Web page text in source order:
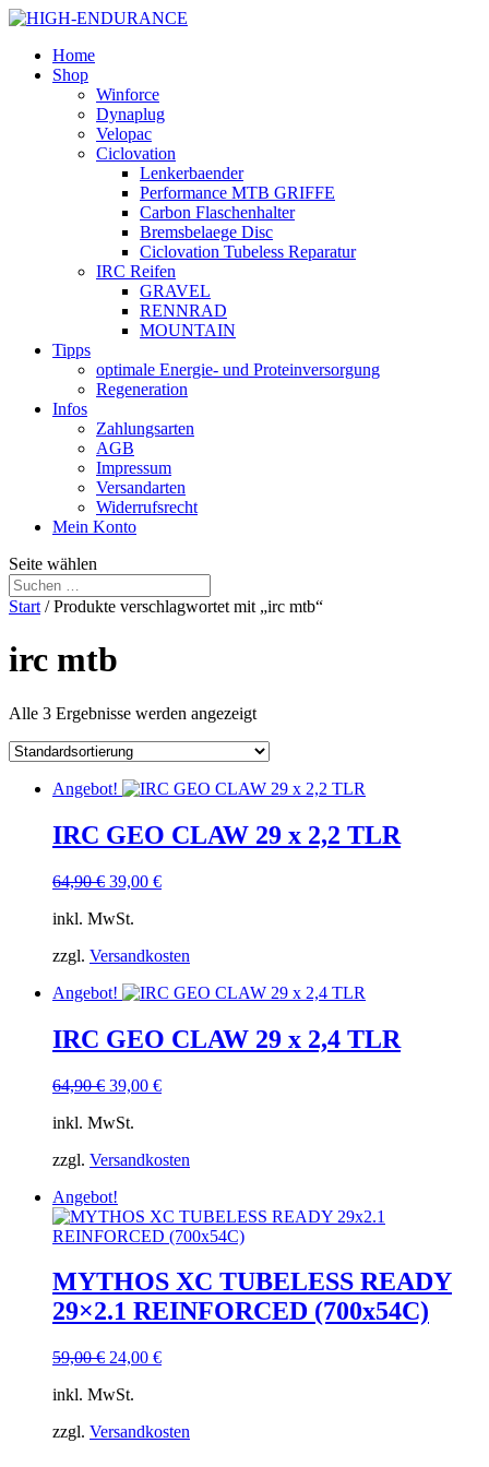
Home
Shop
Winforce
Dynaplug
Velopac
Ciclovation
Lenkerbaender
Performance MTB GRIFFE
Carbon Flaschenhalter
Bremsbelaege Disc
Ciclovation Tubeless Reparatur
IRC Reifen
GRAVEL
RENNRAD
MOUNTAIN
Tipps
optimale Energie- und Proteinversorgung
Regeneration
Infos
Zahlungsarten
AGB
Impressum
Versandarten
Widerrufsrecht
Mein Konto
Seite wählen
Start / Produkte verschlagwortet mit „irc mtb“
irc mtb
Alle 3 Ergebnisse werden angezeigt
Angebot!
IRC GEO CLAW 29 x 2,2 TLR
64,90€ Ursprünglicher
war:
39,00 €Aktueller
inkl. MwSt.
zzgl. Versandkosten
Angebot!
IRC GEO CLAW 29 x 2,4 TLR
64,90€ Ursprünglicher
war:
39,00 €Aktueller
inkl. MwSt.
zzgl. Versandkosten
Angebot!
MYTHOS XC TUBELESS READY
29×2.1 REINFORCED (700x54C)
59,00€ Ursprünglicher
war:
24,00 €Aktueller
inkl. MwSt.
zzgl. Versandkosten